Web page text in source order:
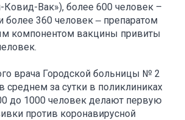
Ковид-Вак»), более 600 человек –
более 360 человек ‒ препаратом
компонентом вакцины привиты
врача Городской больницы № 2
среднем за сутки в поликлиниках
до 1000 человек делают первую
против коронавирусной